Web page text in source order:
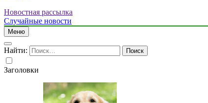
Новостная рассылка
Случайные новости
Меню
Найти:
Заголовки